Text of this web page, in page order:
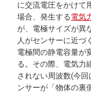
に交流電圧をかけて
場合、発生する電気
が、電極サイズが異
人がセンサーに近づ
電極間の静電容量が
る。その際、電気力
されない周波数(今
ンサーが「物体の裏